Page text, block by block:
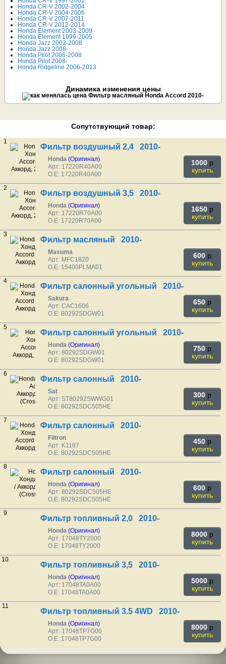
Honda CR-V 2002-2004
Honda CR-V 2004-2006
Honda CR-V 2007-2011
Honda CR-V 2012-2014
Honda Element 2003-2009
Honda Element 1999-2005
Honda Jazz 2002-2008
Honda Jazz 2008-
Honda Pilot 2006-2008
Honda Pilot 2008-
Honda Ridgeline 2006-2013
Динамика изменения цены
Сопутствующий товар:
1
Фильтр воздушный 2,4 2010-
Honda (Оригинал)
Арт: 17220R40A00
O.E: 17220R40A00
1000 p
купить
2
Фильтр воздушный 3,5 2010-
Honda (Оригинал)
Арт: 17220R70A00
O.E: 17220R70A00
1650 p
купить
3
Фильтр масляный 2010-
Masuma
Арт: MFC1820
O.E: 15400PLMA01
600 p
купить
4
Фильтр салонный угольный 2010-
Sakura
Арт: CAC1606
O.E: 80292SDGW01
650 p
купить
5
Фильтр салонный угольный 2010-
Honda (Оригинал)
Арт: 80292SDGW01
O.E: 80292SDGW01
750 p
купить
6
Фильтр салонный 2010-
Sat
Арт: ST80292SWWG01
O.E: 80292SDC505HE
300 p
купить
7
Фильтр салонный 2010-
Filtron
Арт: K1187
O.E: 80292SDC505HE
450 p
купить
8
Фильтр салонный 2010-
Honda (Оригинал)
Арт: 80292SDC505HE
O.E: 80292SDC505HE
600 p
купить
9
Фильтр топливный 2,0 2010-
Honda (Оригинал)
Арт: 17048TY2000
O.E: 17048TY2000
8000 p
купить
10
Фильтр топливный 3,5 2010-
Honda (Оригинал)
Арт: 17048TA0A00
O.E: 17048TA0A00
5000 p
купить
11
Фильтр топливный 3.5 4WD 2010-
Honda (Оригинал)
Арт: 17048TP7G00
O.E: 17048TP7G00
8000 p
купить